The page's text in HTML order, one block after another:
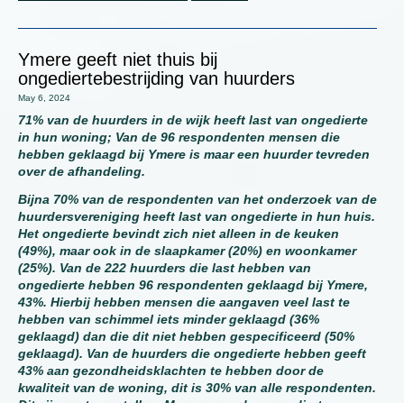
Ymere geeft niet thuis bij
ongediertebestrijding van huurders
May 6, 2024
71% van de huurders in de wijk heeft last van ongedierte
in hun woning; Van de 96 respondenten mensen die
hebben geklaagd bij Ymere is maar een huurder tevreden
over de afhandeling.
Bijna 70% van de respondenten van het onderzoek van de
huurdersvereniging heeft last van ongedierte in hun huis.
Het ongedierte bevindt zich niet alleen in de keuken
(49%), maar ook in de slaapkamer (20%) en woonkamer
(25%). Van de 222 huurders die last hebben van
ongedierte hebben 96 respondenten geklaagd bij Ymere,
43%. Hierbij hebben mensen die aangaven veel last te
hebben van schimmel iets minder geklaagd (36%
geklaagd) dan die dit niet hebben gespecificeerd (50%
geklaagd). Van de huurders die ongedierte hebben geeft
43% aan gezondheidsklachten te hebben door de
kwaliteit van de woning, dit is 30% van alle respondenten.